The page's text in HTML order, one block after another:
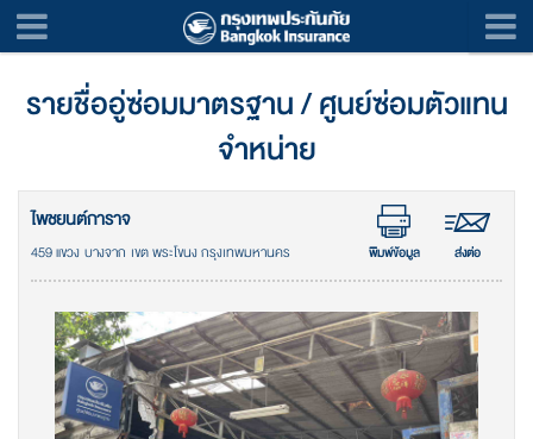
รายชื่ออู่ซ่อมมาตรฐาน / ศูนย์ซ่อมตัวแทน
จำหน่าย
ไพชยนต์การาจ
459 แขวง บางจาก เขต พระโขนง กรุงเทพมหานคร พิมพ์ข้อมูล ส่งต่อ